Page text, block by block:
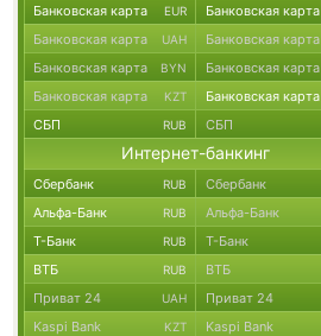
Банковская карта EUR Банковская карта
Банковская карта UAH Банковская карта
Банковская карта BYN Банковская карта
Банковская карта KZT Банковская карта
СБП RUB СБП
Интернет-банкинг
Сбербанк RUB Сбербанк
Альфа-Банк RUB Альфа-Банк
Т-Банк RUB Т-Банк
ВТБ RUB ВТБ
Приват 24 UAH Приват 24
Kaspi Bank KZT Kaspi Bank